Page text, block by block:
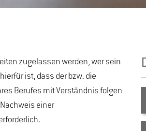
zugelassen werden, wer sein
ist, dass der bzw. die
Berufes mit Verständnis folgen
einer